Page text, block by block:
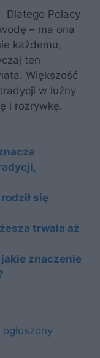
Dlatego Polacy
– ma ona
każdemu,
ten
Większość
w luźny
i rozrywkę.
się
trwała aż
jakie znaczenie